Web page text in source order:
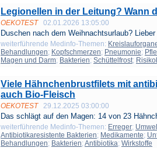
Legionellen in der Leitung? Wann
OEKOTEST 02.01.2026 13:05:00
Duschen nach dem Weihnachtsurlaub?
weiterführende Medinfo-Themen:
Behandlungen; Kopfschmerzen; Pneumonie;
Magen und Darm; Bakterien; Schüttelfrost;
Viele Hähnchenbrustfilets mit
auch Bio-Fleisch
OEKOTEST 29.12.2025 03:00:00
Das schlägt auf den Magen: 14 von 23
weiterführende Medinfo-Themen: Erreger;
Antibiotikaresistente Bakterien; Medikamente;
Behandlungen; Bakterien; Antibiotika; Wirkstoffe